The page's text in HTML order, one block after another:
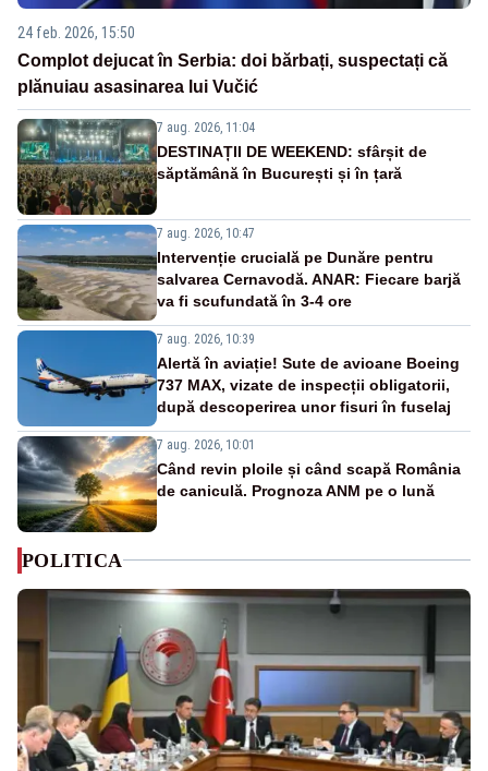
24 feb. 2026, 15:50
Complot dejucat în Serbia: doi bărbați, suspectați că
plănuiau asasinarea lui Vučić
7 aug. 2026, 11:04
DESTINAȚII DE WEEKEND: sfârșit de
săptămână în București și în țară
7 aug. 2026, 10:47
Intervenție crucială pe Dunăre pentru
salvarea Cernavodă. ANAR: Fiecare barjă
va fi scufundată în 3-4 ore
7 aug. 2026, 10:39
Alertă în aviație! Sute de avioane Boeing
737 MAX, vizate de inspecții obligatorii,
după descoperirea unor fisuri în fuselaj
7 aug. 2026, 10:01
Când revin ploile și când scapă România
de caniculă. Prognoza ANM pe o lună
POLITICA